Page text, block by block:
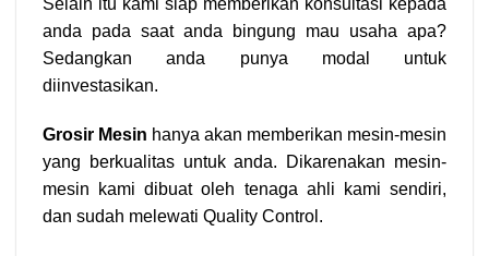
anda pada saat anda bingung mau usaha apa?
Sedangkan anda punya modal untuk
diinvestasikan.
Grosir Mesin hanya akan memberikan mesin-mesin
yang berkualitas untuk anda. Dikarenakan mesin-
mesin kami dibuat oleh tenaga ahli kami sendiri,
dan sudah melewati Quality Control.